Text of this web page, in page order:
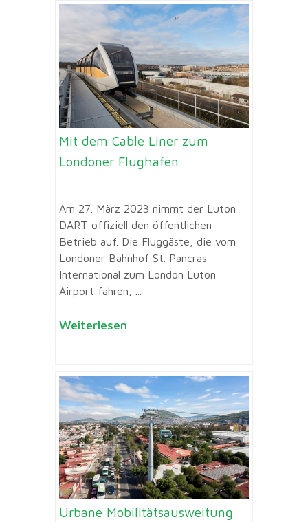
Mit dem Cable Liner zum
Londoner Flughafen
Am 27. März 2023 nimmt der Luton
DART offiziell den öffentlichen
Betrieb auf. Die Fluggäste, die vom
Londoner Bahnhof St. Pancras
International zum London Luton
Airport fahren, ...
Weiterlesen
Urbane Mobilitätsausweitung